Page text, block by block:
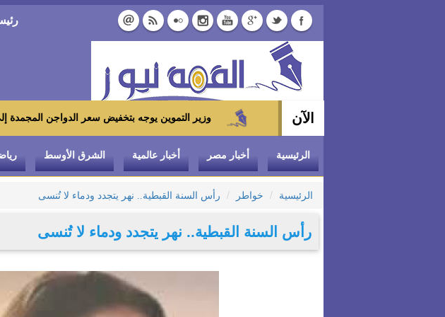
الآن وزير التموين يوجه بتخفيض سعر الدواجن المجمدة إلى 100 جنيه للكيلو بالمجمعات الاستهلاكية ومعارض «أهلاً رمضان»
الرئيسية أخبار مصر أخبار عالمية الشرق الأوسط
الرئيسية خواطر رأس السنة القبطية.. نهر يتجدد ودماء لا تُنسى
رأس السنة القبطية.. نهر يتجدد ودماء لا تُنسى